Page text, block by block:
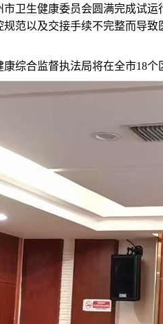
卫生健康委员会圆满完成试运
范以及交接手续不完整而导
康综合监督执法局将在全市18个